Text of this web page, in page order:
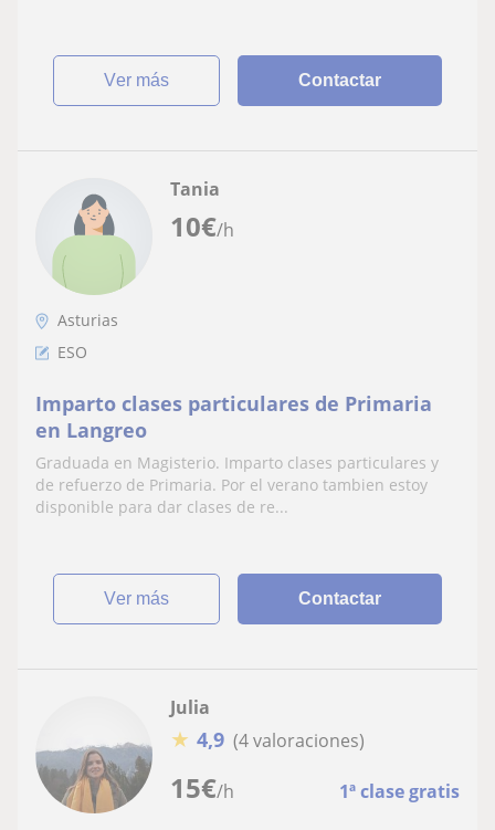
ver más Contactar
10€/h
Tania
Asturias
ESO
Imparto clases particulares de Primaria
en Langreo
Graduada en Magisterio. Imparto clases particulares y
de refuerzo de Primaria. Por el verano tambien estoy
disponible para dar clases de re...
ver más Contactar
15€/h 1ª clase gratis
Julia
★ 4,9 (4 valoraciones)